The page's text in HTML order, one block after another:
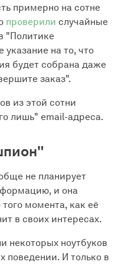
примерно на сотне
проверили случайные
"Политике
на то, что
будет собрана даже
заказ".
из этой сотни
лишь" email-адреса.
не планирует
и она
момента, как её
в своих интересах.
некоторых ноутбуков
поведении. И только в